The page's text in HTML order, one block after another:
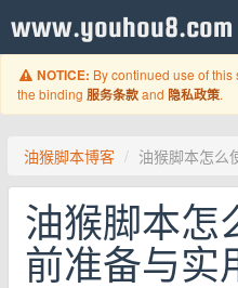
www.youhou8.com
NOTICE: By continued use of
the binding 服务条款and 隐私政策.
油猴脚本博客 油猴脚本怎么
油猴脚本怎
前准备与实